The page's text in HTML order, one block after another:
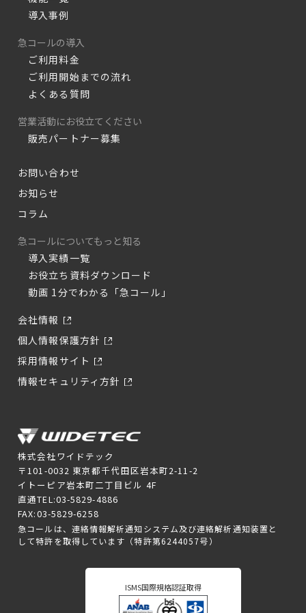
導入事例
急コールの導入
ご利用料金
ご利用開始までの流れ
よくある質問
営業活動にお役立てください
販売パートナー募集
お問い合わせ
お知らせ
コラム
急コールについてもっと知る
導入実績一覧
お役立ち資料ダウンロード
動画 1分でわかる「急コール」
会社情報
個人情報保護方針
採用情報サイト
情報セキュリティ方針
株式会社ワイドテック
〒101-0032 東京都千代田区岩本町2-11-2
イトーピア岩本町二丁目ビル 4F
直通TEL:03-5829-4886
FAX:03-5829-6258
急コールは、連絡情報解析通知システム及び連絡解析通知装置と
して特許を取得しています（特許第6244057号）
ISMS国際規格認証取得